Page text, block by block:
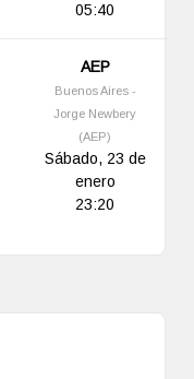
05:40
AEP
Buenos Aires -
Jorge Newbery
(AEP)
Sábado, 23 de
enero
23:20